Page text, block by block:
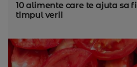
10 alimente care te ajuta sa
timpul verii